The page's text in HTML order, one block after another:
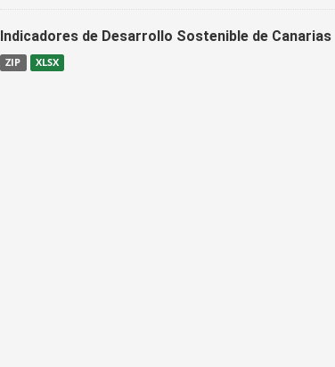
Indicadores de Desarrollo Sostenible de Canarias
ZIP XLSX